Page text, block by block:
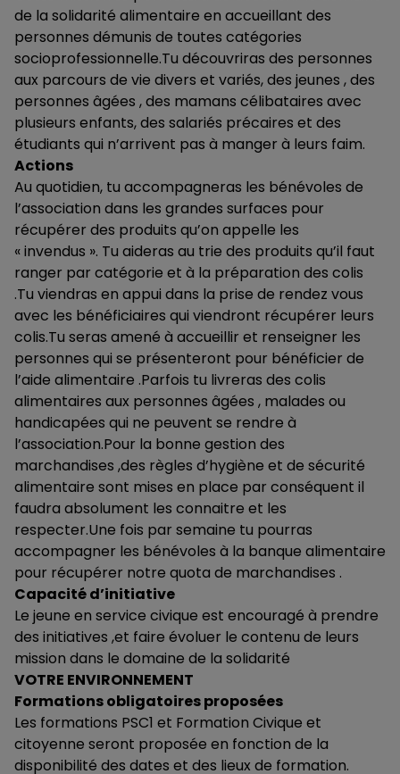
de la solidarité alimentaire en accueillant des
personnes démunis de toutes catégories
socioprofessionnelle.Tu découvriras des personnes
aux parcours de vie divers et variés, des jeunes , des
personnes âgées , des mamans célibataires avec
plusieurs enfants, des salariés précaires et des
étudiants qui n’arrivent pas à manger à leurs faim.
Actions
Au quotidien, tu accompagneras les bénévoles de
l’association dans les grandes surfaces pour
récupérer des produits qu’on appelle les
« invendus ». Tu aideras au trie des produits qu’il faut
ranger par catégorie et à la préparation des colis
.Tu viendras en appui dans la prise de rendez vous
avec les bénéficiaires qui viendront récupérer leurs
colis.Tu seras amené à accueillir et renseigner les
personnes qui se présenteront pour bénéficier de
l’aide alimentaire .Parfois tu livreras des colis
alimentaires aux personnes âgées , malades ou
handicapées qui ne peuvent se rendre à
l’association.Pour la bonne gestion des
marchandises ,des règles d’hygiène et de sécurité
alimentaire sont mises en place par conséquent il
faudra absolument les connaitre et les
respecter.Une fois par semaine tu pourras
accompagner les bénévoles à la banque alimentaire
pour récupérer notre quota de marchandises .
Capacité d’initiative
Le jeune en service civique est encouragé à prendre
des initiatives ,et faire évoluer le contenu de leurs
mission dans le domaine de la solidarité
VOTRE ENVIRONNEMENT
Formations obligatoires proposées
Les formations PSC1 et Formation Civique et
citoyenne seront proposée en fonction de la
disponibilité des dates et des lieux de formation.